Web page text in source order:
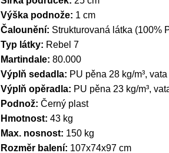
Výška podnože: 1 cm
Čalounění: Strukturovaná látka (100%
Typ látky: Rebel 7
Martindale: 80.000
Výplň sedadla: PU pěna 28 kg/m³, vata
Výplň opěradla: PU pěna 23 kg/m³,
Podnož: Černý plast
Hmotnost: 43 kg
Max. nosnost: 150 kg
Rozměr balení: 107x74x97 cm